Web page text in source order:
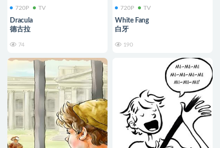
720P TV
Dracula
德古拉
74
720P TV
White Fang
白牙
190